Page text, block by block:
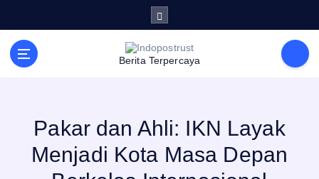
i
Berita Terpercaya
Pakar dan Ahli: IKN Layak
Menjadi Kota Masa Depan